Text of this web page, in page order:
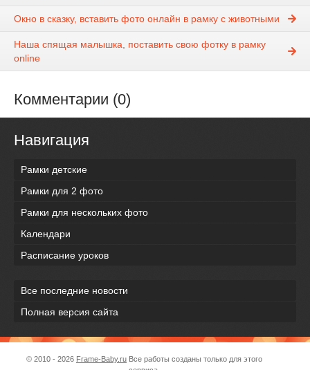
Окно в сказку, вставить фото онлайн в рамку с животными
Наша спящая малышка, поставить свою фотку в рамку
online
Комментарии (0)
Навигация
Рамки детские
Рамки для 2 фото
Рамки для нескольких фото
Календари
Расписание уроков
Все последние новости
Полная версия сайта
© 2010 - 2026 Frame-Baby.ru Все работы созданы только для этого